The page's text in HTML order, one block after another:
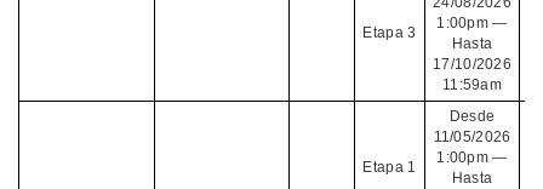
Etapa 3
1:00pm —
Hasta
17/10/2026
11:59am
Etapa 1
Desde
11/05/2026
1:00pm —
Hasta